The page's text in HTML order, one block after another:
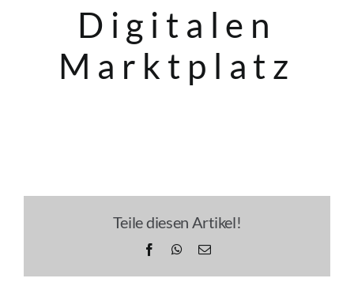
Digitalen
Marktplatz
Teile diesen Artikel!
FacebookWhatsApp
E-